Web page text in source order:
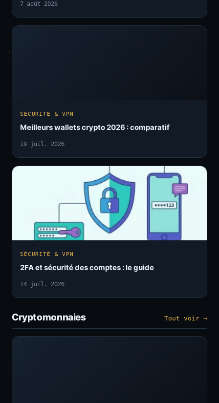
7 août 2026
SÉCURITÉ & VPN
Meilleurs wallets crypto 2026 : comparatif
19 juil. 2026
SÉCURITÉ & VPN
2FA et sécurité des comptes : le guide
14 juil. 2026
Cryptomonnaies Tout voir →